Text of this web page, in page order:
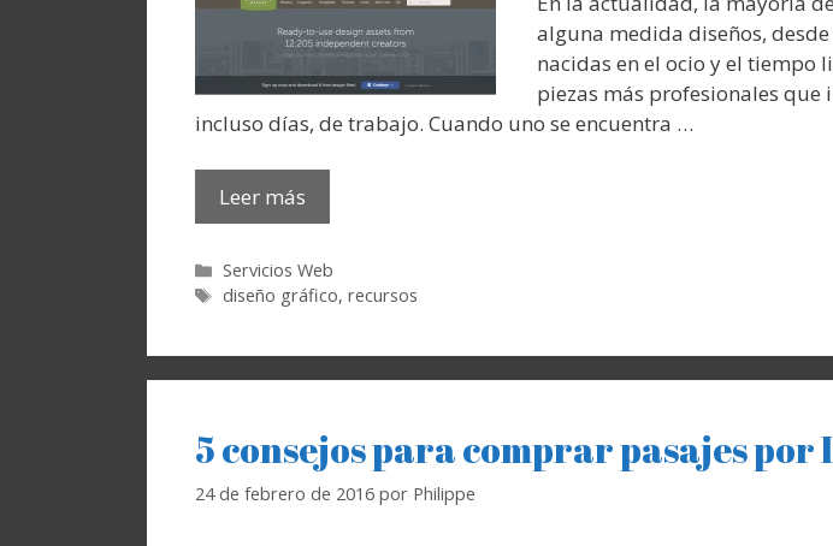
alguna medida diseños,
nacidas en el ocio y el tiempo
piezas más profesionales que
incluso días, de trabajo. Cuando uno se encuentra …
Leer más
Categorías
Servicios Web
Etiquetas
diseño gráfico,recursos
5 consejos para comprar pasajes
24 de febrero de 2016 por Philippe